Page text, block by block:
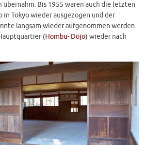
übernahm. Bis 1955 waren auch die letzten
in Tokyo wieder ausgezogen und der
langsam wieder aufgenommen werden.
(Hombu- Dojo) wieder nach